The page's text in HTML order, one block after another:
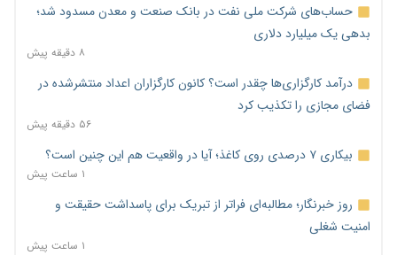
حساب‌های شرکت ملی نفت در بانک صنعت و معدن مسدود شد؛
بدهی یک میلیارد دلاری
۸ دقیقه پیش
درآمد کارگزاری‌ها چقدر است؟ کانون کارگزاران اعداد منتشرشده در
فضای مجازی را تکذیب کرد
۵۶ دقیقه پیش
بیکاری ۷ درصدی روی کاغذ؛ آیا در واقعیت هم این چنین است؟
۱ ساعت پیش
روز خبرنگار؛ مطالبه‌ای فراتر از تبریک برای پاسداشت حقیقت و
امنیت شغلی
۱ ساعت پیش